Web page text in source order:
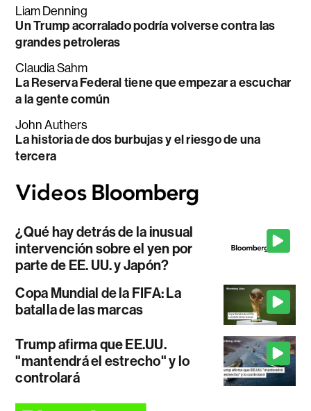
Liam Denning
Un Trump acorralado podría volverse contra las
grandes petroleras
Claudia Sahm
La Reserva Federal tiene que empezar a escuchar
a la gente común
John Authers
La historia de dos burbujas y el riesgo de una
tercera
¿Qué hay detrás de la inusual
intervención sobre el yen por
parte de EE. UU. y Japón?
Copa Mundial de la FIFA: La
batalla de las marcas
Trump afirma que EE.UU.
"mantendrá el estrecho" y lo
controlará